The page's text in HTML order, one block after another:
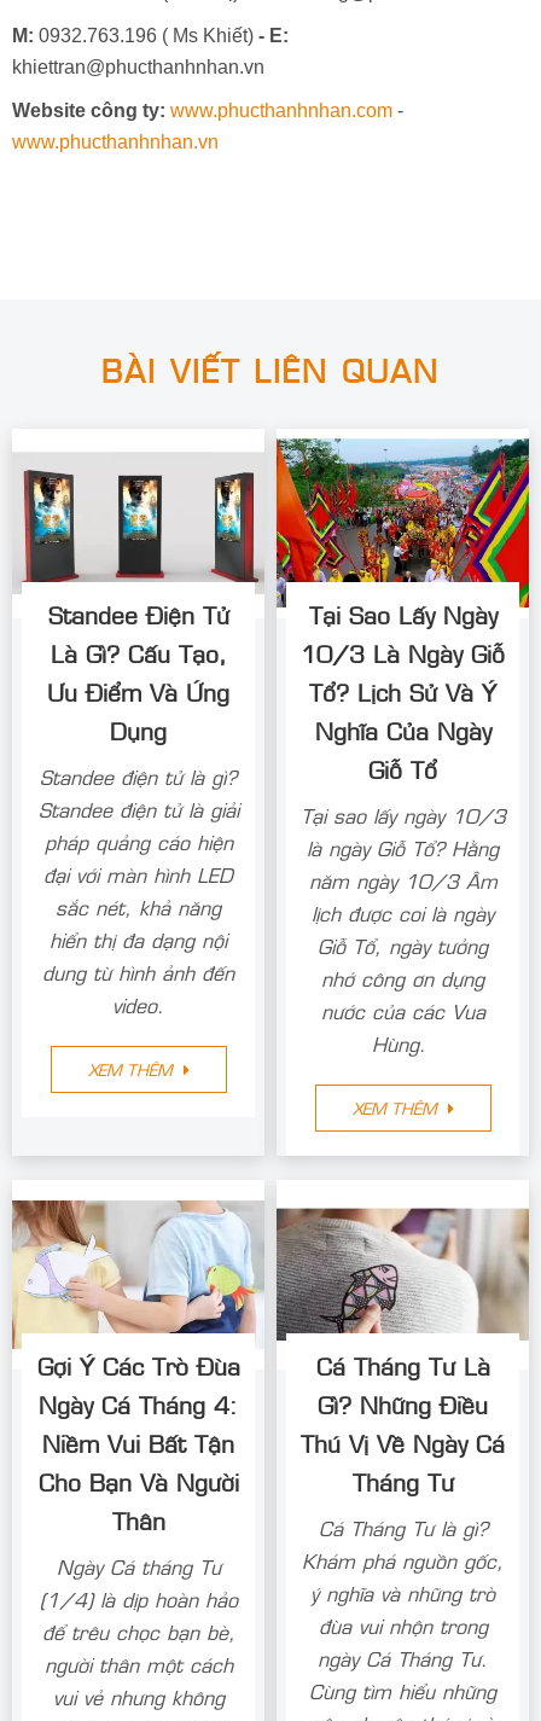
M: 0932.763.196 ( Ms Khiết) - E:
khiettran@phucthanhnhan.vn
Website công ty: www.phucthanhnhan.com -
www.phucthanhnhan.vn
BÀI VIẾT LIÊN QUAN
Standee Điện Tử
Là Gì? Cấu Tạo,
Ưu Điểm Và Ứng
Dụng
Standee điện tử là gì?
Standee điện tử là giải
pháp quảng cáo hiện
đại với màn hình LED
sắc nét, khả năng
hiển thị đa dạng nội
dung từ hình ảnh đến
video.
XEM THÊM
Tại Sao Lấy Ngày
10/3 Là Ngày Giỗ
Tổ? Lịch Sử Và Ý
Nghĩa Của Ngày
Giỗ Tổ
Tại sao lấy ngày 10/3
là ngày Giỗ Tổ? Hằng
năm ngày 10/3 Âm
lịch được coi là ngày
Giỗ Tổ, ngày tưởng
nhớ công ơn dựng
nước của các Vua
Hùng.
XEM THÊM
Gợi Ý Các Trò Đùa
Ngày Cá Tháng 4:
Niềm Vui Bất Tận
Cho Bạn Và Người
Thân
Ngày Cá tháng Tư
(1/4) là dịp hoàn hảo
để trêu chọc bạn bè,
người thân một cách
vui vẻ nhưng không
Cá Tháng Tư Là
Gì? Những Điều
Thú Vị Về Ngày Cá
Tháng Tư
Cá Tháng Tư là gì?
Khám phá nguồn gốc,
ý nghĩa và những trò
đùa vui nhộn trong
ngày Cá Tháng Tư.
Cùng tìm hiểu những